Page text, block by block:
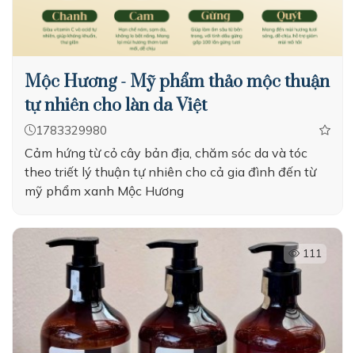
Mộc Hương - Mỹ phẩm thảo mộc thuận
tự nhiên cho làn da Việt
1783329980
Cảm hứng từ cỏ cây bản địa, chăm sóc da và tóc
theo triết lý thuận tự nhiên cho cả gia đình đến từ
mỹ phẩm xanh Mộc Hương
111